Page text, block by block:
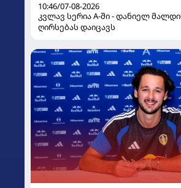
10:46/07-08-2026
კვლავ სერია A-ში - დანიელ
ღირსებას დაიცავს